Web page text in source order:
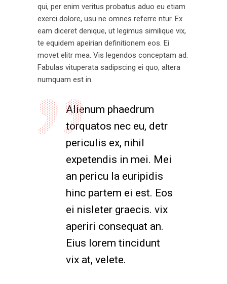
qui, per enim veritus probatus aduo eu etiam
exerci dolore, usu ne omnes referre ntur. Ex
eam diceret denique, ut legimus similique vix,
te equidem apeirian definitionem eos. Ei
movet elitr mea. Vis legendos conceptam ad.
Fabulas vituperata sadipscing ei quo, altera
numquam est in.
Alienum phaedrum
torquatos nec eu, detr
periculis ex, nihil
expetendis in mei. Mei
an pericu la euripidis
hinc partem ei est. Eos
ei nisleter graecis. vix
aperiri consequat an.
Eius lorem tincidunt
vix at, velete.